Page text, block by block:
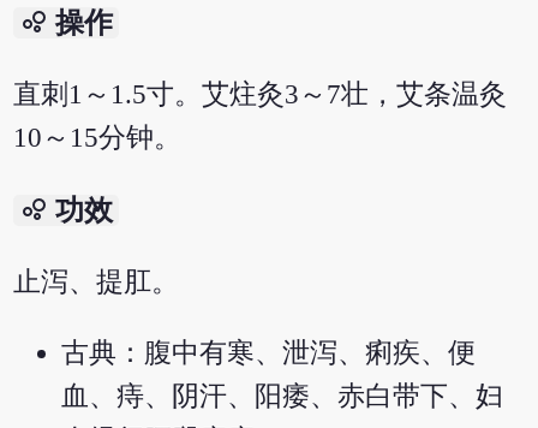
bubble_chart 操作
直刺1～1.5寸。艾炷灸3～7壮，艾条温灸
10～15分钟。
bubble_chart 功效
止泻、提肛。
古典：腹中有寒、泄泻、痢疾、便
血、痔、阴汗、阳痿、赤白带下、妇